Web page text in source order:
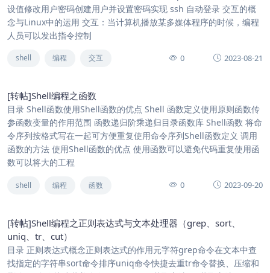
设值修改用户密码创建用户并设置密码实现 ssh 自动登录 交互的概
念与Linux中的运用 交互：当计算机播放某多媒体程序的时候，编程
人员可以发出指令控制
shell 编程 交互 0 2023-08-21
[转帖]Shell编程之函数
目录 Shell函数使用Shell函数的优点 Shell 函数定义使用原则函数传
参函数变量的作用范围 函数递归阶乘递归目录函数库 Shell函数 将命
令序列按格式写在一起可方便重复使用命令序列Shell函数定义 调用
函数的方法 使用Shell函数的优点 使用函数可以避免代码重复使用函
数可以将大的工程
shell 编程 函数 0 2023-09-20
[转帖]Shell编程之正则表达式与文本处理器（grep、sort、
uniq、tr、cut）
目录 正则表达式概念正则表达式的作用元字符grep命令在文本中查
找指定的字符串sort命令排序uniq命令快捷去重tr命令替换、压缩和